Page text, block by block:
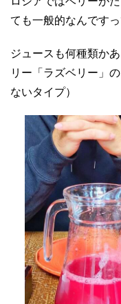
ても一般的なんですっ
ジュースも何種類か
リー「ラズベリー」
ないタイプ）